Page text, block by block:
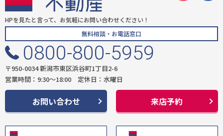
HPを見たと言って、お気軽にお問い合わせください！
無料相談・お電話窓口
0800-800-5959
〒950-0034 新潟市東区浜谷町1丁目2-6
営業時間：9:30〜18:00 定休日：水曜日
お問い合わせ 来店予約